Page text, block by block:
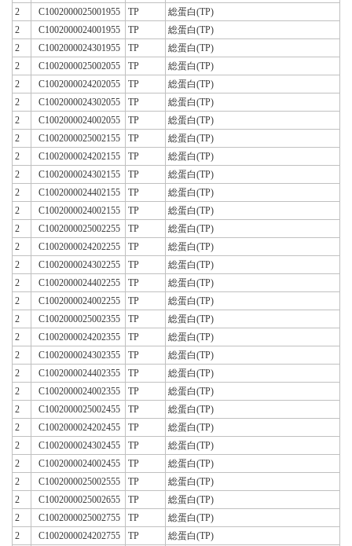
2 C1002000025001955 TP
総蛋白(TP)
2
C1002000024001955 TP
総蛋白(TP)
2
C1002000024301955 TP
総蛋白(TP)
2
C1002000025002055 TP
総蛋白(TP)
2
C1002000024202055 TP
総蛋白(TP)
2
C1002000024302055 TP
総蛋白(TP)
2
C1002000024002055 TP
総蛋白(TP)
2
C1002000025002155 TP
総蛋白(TP)
2
C1002000024202155 TP
総蛋白(TP)
2
C1002000024302155 TP
総蛋白(TP)
2
C1002000024402155 TP
総蛋白(TP)
2
C1002000024002155 TP
総蛋白(TP)
2
C1002000025002255 TP
総蛋白(TP)
2
C1002000024202255 TP
総蛋白(TP)
2
C1002000024302255 TP
総蛋白(TP)
2
C1002000024402255 TP
総蛋白(TP)
2
C1002000024002255 TP
総蛋白(TP)
2
C1002000025002355 TP
総蛋白(TP)
2
C1002000024202355 TP
総蛋白(TP)
2
C1002000024302355 TP
総蛋白(TP)
2
C1002000024402355 TP
総蛋白(TP)
2
C1002000024002355 TP
総蛋白(TP)
2
C1002000025002455 TP
総蛋白(TP)
2
C1002000024202455 TP
総蛋白(TP)
2
C1002000024302455 TP
総蛋白(TP)
2
C1002000024002455 TP
総蛋白(TP)
2
C1002000025002555 TP
総蛋白(TP)
2
C1002000025002655 TP
総蛋白(TP)
2
C1002000025002755 TP
総蛋白(TP)
2
C1002000024202755 TP
総蛋白(TP)